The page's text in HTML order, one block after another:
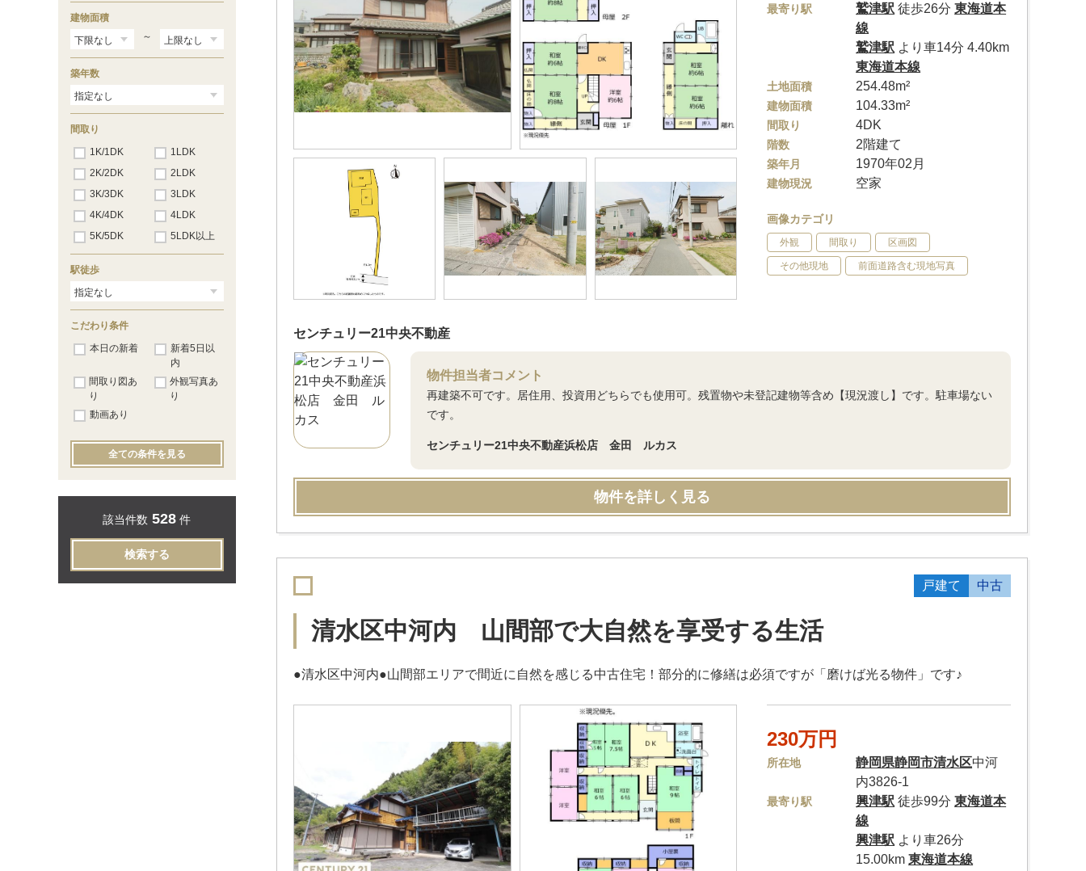
最寄り駅 鷲津駅 徒歩26分東海道本
線
鷲津駅 より車14分 4.40km
東海道本線
土地面積 254.48m²
建物面積 104.33m²
間取り 4DK
階数 2階建て
築年月 1970年02月
建物現況 空家
画像カテゴリ
外観 間取り 区画図
その他現地 前面道路含む現地写真
センチュリー21中央不動産
物件担当者コメント
再建築不可です。居住用、投資用どちらでも使用可。残置物や未登記建物等含め【現況渡し】です。駐車場ない
です。
センチュリー21中央不動産浜松店 金田 ルカス
物件を詳しく見る
戸建て 中古
清水区中河内 山間部で大自然を享受する生活
●清水区中河内●山間部エリアで間近に自然を感じる中古住宅！部分的に修繕は必須ですが「磨けば光る物件」です♪
230万円
所在地 静岡県静岡市清水区中河
内3826-1
最寄り駅 興津駅 徒歩99分東海道本
線
興津駅 より車26分
15.00km東海道本線
島田
金谷 （6）
菊川（6）
愛野
袋井
磐田
天竜川（2）
浜松（85）
舞阪（8）
弁天島（4）
鷲津（2）
新所原（10）
建物面積
～
築年数
間取り
1K/1DK
1LDK
2K/2DK
2LDK
3K/3DK
3LDK
4K/4DK
4LDK
5K/5DK
5LDK以上
駅徒歩
こだわり条件
本日の新着
新着5日以
内
間取り図あ
り
外観写真あ
り
動画あり
全ての条件を見る
該当件数 528 件
検索する